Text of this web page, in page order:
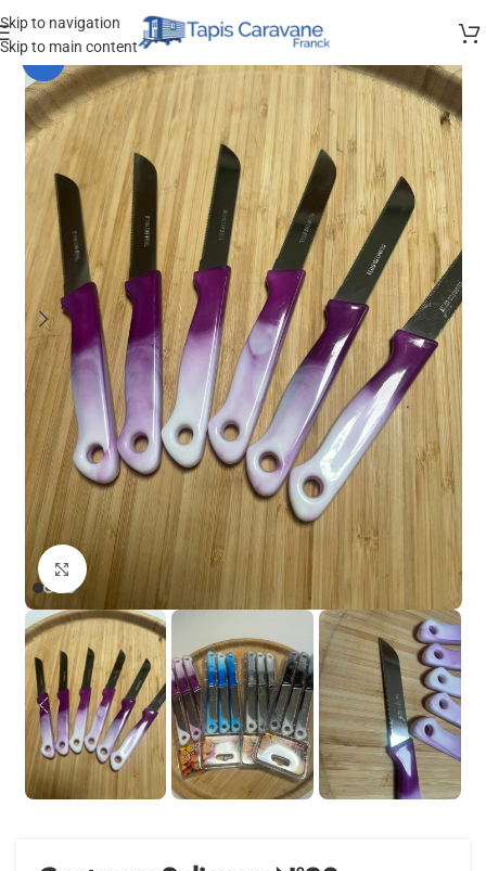
Skip to navigation
Skip to main content
Agrandir